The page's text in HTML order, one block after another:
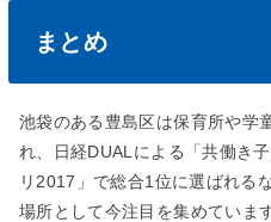
まとめ
池袋のある豊島区は保育所や学
れ、日経DUALによる「共働き
リ2017」で総合1位に選ばれる
場所として今注目を集めています